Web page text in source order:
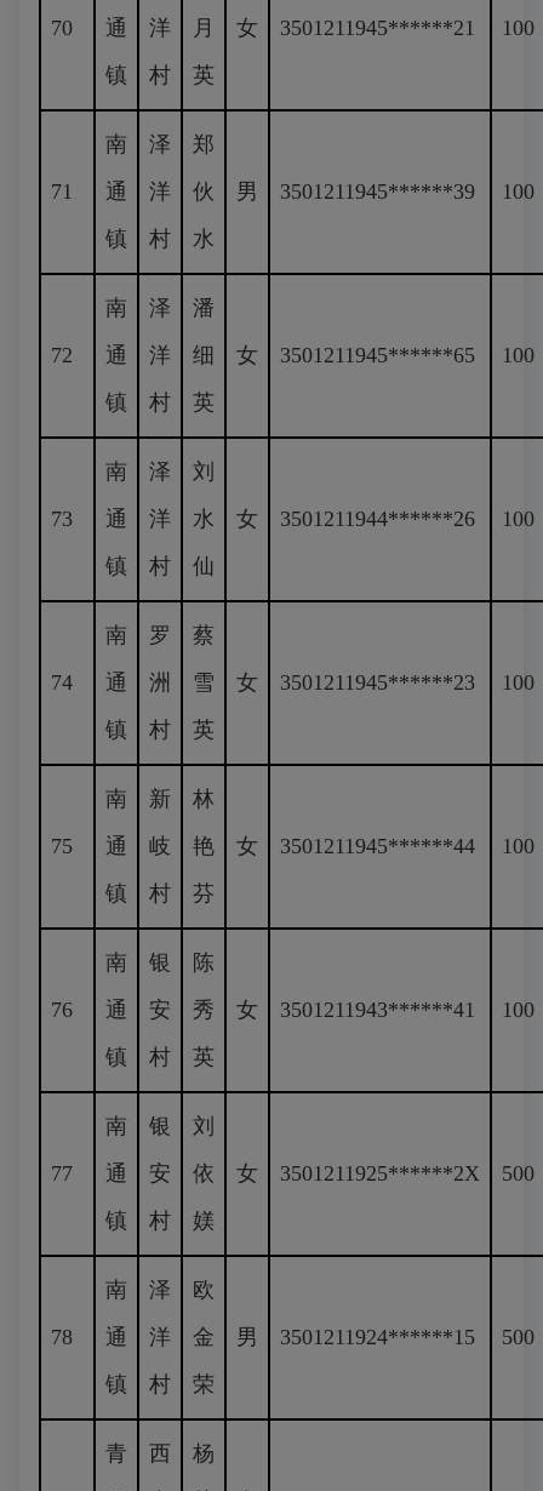
70
通
镇
洋
村
月
英
女 3501211945******21 100
71
南
通
镇
泽
洋
村
郑
伙
水
男 3501211945******39 100
72
南
通
镇
泽
洋
村
潘
细
英
女 3501211945******65 100
73
南
通
镇
泽
洋
村
刘
水
仙
女 3501211944******26 100
74
南
通
镇
罗
洲
村
蔡
雪
英
女 3501211945******23 100
75
南
通
镇
新
岐
村
林
艳
芬
女 3501211945******44 100
76
南
通
镇
银
安
村
陈
秀
英
女 3501211943******41 100
77
南
通
镇
银
安
村
刘
依
媄
女 3501211925******2X 500
78
南
通
镇
泽
洋
村
欧
金
荣
男 3501211924******15 500
青
西
杨